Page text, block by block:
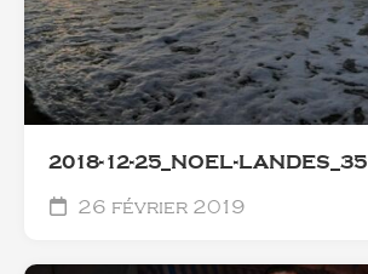
2018-12-25_NOEL-LANDES_35
26 février 2019